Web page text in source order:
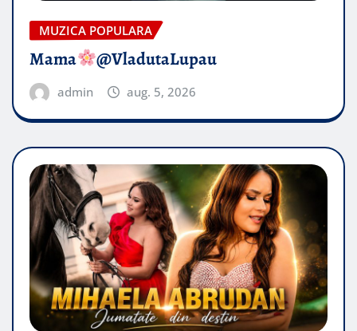
MUZICA POPULARA
Mama @VladutaLupau
admin aug. 5, 2026